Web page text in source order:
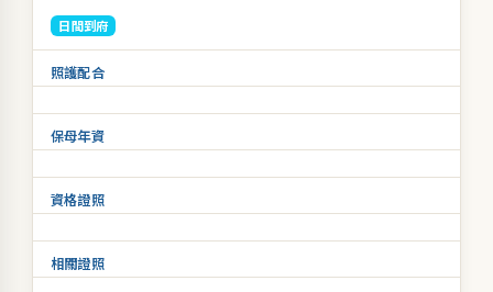
日間到府
照護配合
保母年資
資格證照
相關證照